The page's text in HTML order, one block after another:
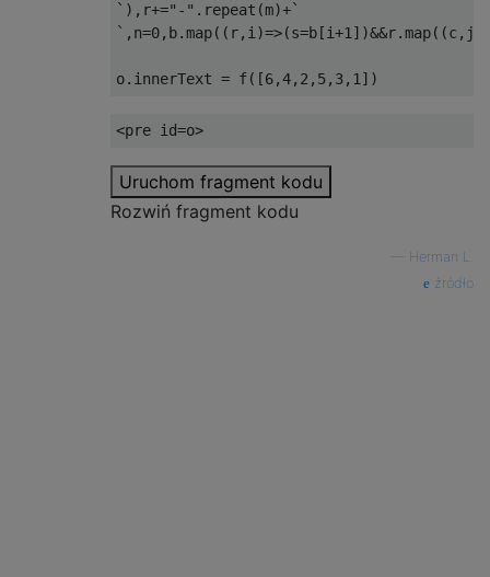
`), r+="-" . repeat (m)+`
`, n=0, b.map(( r, i )=>(s=b [i+1 ])&&r.map((c , j
o. innerText = f([6,4, 2 , 5, 3, 1 ])
<pre id=o>
Uruchom fragment kodu
Rozwiń fragment kodu
Herman L.
źródło